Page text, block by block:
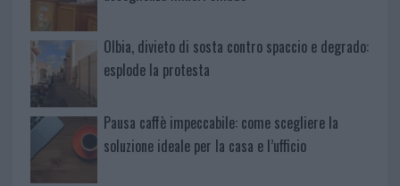
Olbia, divieto di sosta contro spaccio e degrado:
esplode la protesta
Pausa caffè impeccabile: come scegliere la
soluzione ideale per la casa e l’ufficio